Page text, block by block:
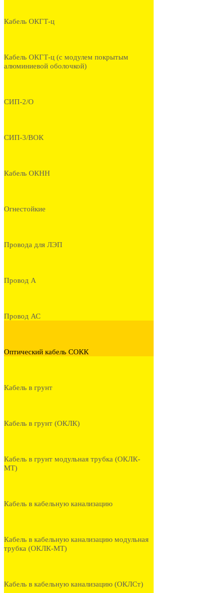
Кабель ОКГТ-ц
Кабель ОКГТ-ц (с модулем покрытым
алюминиевой оболочкой)
СИП-2/О
СИП-3/ВОК
Кабель ОКНН
Огнестойкие
Провода для ЛЭП
Провод А
Провод АС
Оптический кабель СОКК
Кабель в грунт
Кабель в грунт (ОКЛК)
Кабель в грунт модульная трубка (ОКЛК-
МТ)
Кабель в кабельную канализацию
Кабель в кабельную канализацию модульная
трубка (ОКЛК-МТ)
Кабель в кабельную канализацию (ОКЛСт)